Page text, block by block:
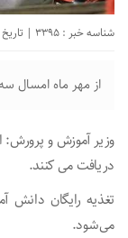
شناسه خبر : 3395 | تاریخ انتشار : 12 شهریور 1401 - 0:13 |
از مهر ماه امسال
وزیر آموزش و پرورش:
دریافت می کنند.
می‌شود.